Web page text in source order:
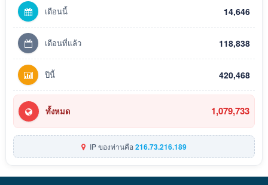
เดือนนี้ 14,646
เดือนที่แล้ว 118,838
ปีนี้ 420,468
ทั้งหมด 1,079,733
IP ของท่านคือ216.73.216.189